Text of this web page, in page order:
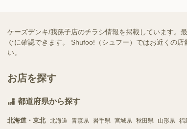
ケーズデンキ/我孫子店のチラシ情報を掲載しています。
ぐに確認できます。 Shufoo!（シュフー）ではお近くの
い。
お店を探す
都道府県から探す
北海道・東北 北海道 青森県 岩手県 宮城県 秋田県 山形県 福